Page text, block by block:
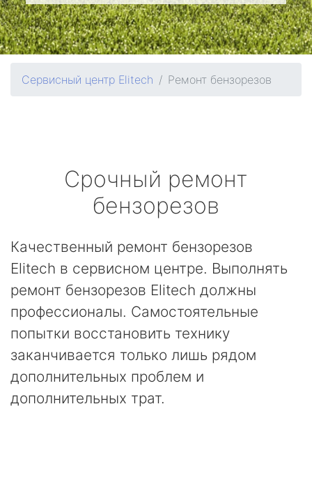
Сервисный центр Elitech Ремонт бензорезов
Срочный ремонт
бензорезов
Качественный ремонт бензорезов
Elitech в сервисном центре. Выполнять
ремонт бензорезов Elitech должны
профессионалы. Самостоятельные
попытки восстановить технику
заканчивается только лишь рядом
дополнительных проблем и
дополнительных трат.